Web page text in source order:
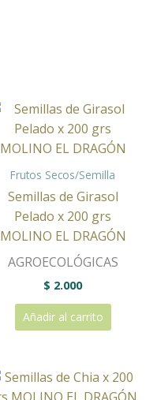
Frutos Secos/Semilla
Semillas de Girasol
Pelado x 200 grs
MOLINO EL DRAGÓN
AGROECOLÓGICAS
$ 2.000
Añadir al carrito